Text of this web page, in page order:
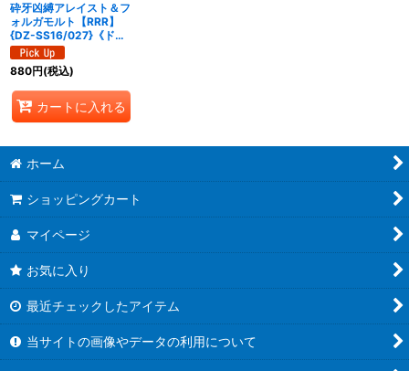
砕牙凶縛アレイスト＆フ
ォルガモルト【RRR】
{DZ-SS16/027}《ドラ
ゴンエンパイア/ブラン
トゲート》
880円(税込)
カートに入れる
ホーム
ショッピングカート
マイページ
お気に入り
最近チェックしたアイテム
当サイトの画像やデータの利用について